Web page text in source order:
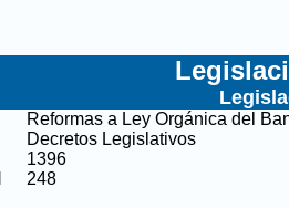
Reformas a Ley Orgánica del
Decretos Legislativos
1396
248